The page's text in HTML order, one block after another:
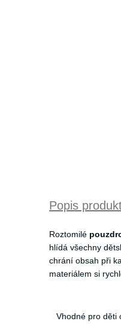
Popis
Roztomilé
hlídá všechny
chrání obsah při
materiálem si
Vhodné pro děti